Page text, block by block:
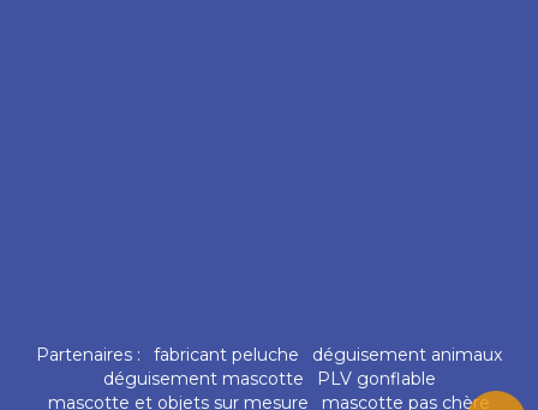
Partenaires : fabricant peluche
déguisement animaux
déguisement mascotte
PLV gonflable
mascotte et objets sur mesure
mascotte pas chère